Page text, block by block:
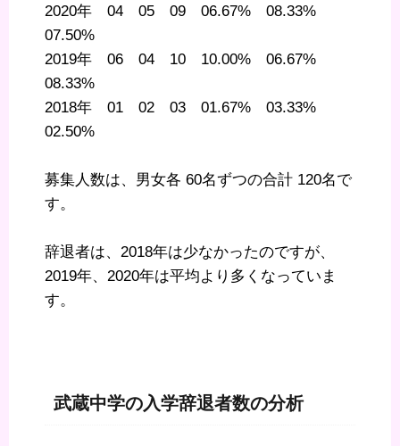
2020年 04 05 09 06.67% 08.33%
07.50%
2019年 06 04 10 10.00% 06.67%
08.33%
2018年 01 02 03 01.67% 03.33%
02.50%
募集人数は、男女各 60名ずつの合計 120名で
す。
辞退者は、2018年は少なかったのですが、
2019年、2020年は平均より多くなっていま
す。
武蔵中学の入学辞退者数の分析